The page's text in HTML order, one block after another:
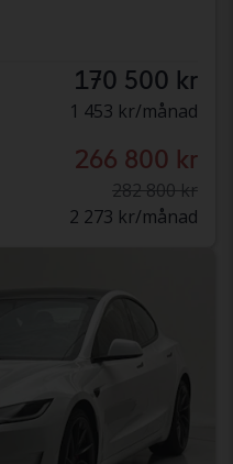
170 500 kr
1 453 kr/månad
266 800 kr
282 800 kr
2 273 kr/månad